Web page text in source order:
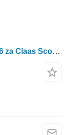
Claas Hidraulična pumpa Scorpion 736 za Claas Scorpion 736 kombajna za žito